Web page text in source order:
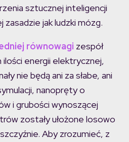
sztucznej inteligencji
zasadzie jak ludzki mózg.
równowagi zespół
ilości energii elektrycznej,
nie będą ani za słabe, ani
nanopręty o
i grubości wynoszącej
zostały ułożone losowo
Aby zrozumieć, z